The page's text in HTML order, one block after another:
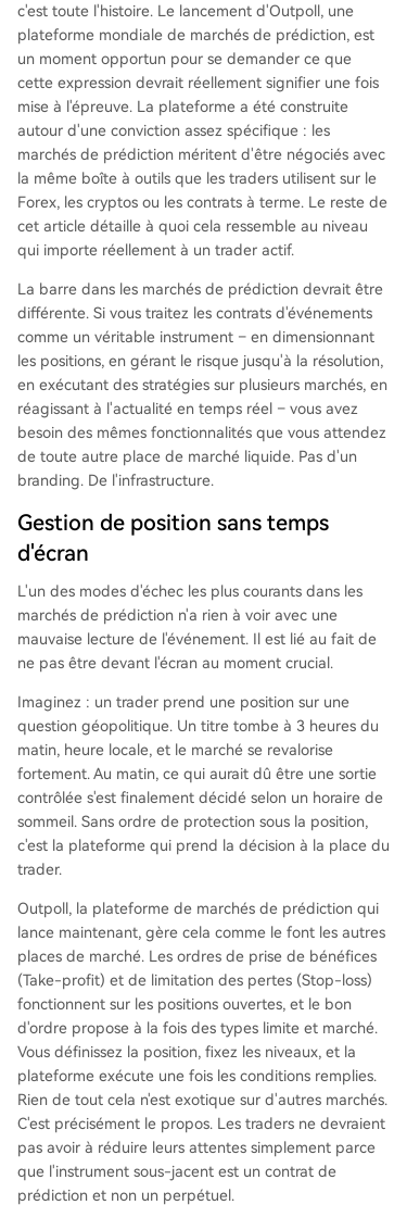
e conçue pour répondre aux exigences opératio
nnelles réelles des traders.
c'est toute l'histoire. Le lancement d'Outpoll, une
plateforme mondiale de marchés de prédiction, est
un moment opportun pour se demander ce que
cette expression devrait réellement signifier une fois
mise à l'épreuve. La plateforme a été construite
autour d'une conviction assez spécifique : les
marchés de prédiction méritent d'être négociés avec
la même boîte à outils que les traders utilisent sur le
Forex, les cryptos ou les contrats à terme. Le reste de
cet article détaille à quoi cela ressemble au niveau
qui importe réellement à un trader actif.
La barre dans les marchés de prédiction devrait être
différente. Si vous traitez les contrats d'événements
comme un véritable instrument – en dimensionnant
les positions, en gérant le risque jusqu'à la résolution,
en exécutant des stratégies sur plusieurs marchés, en
réagissant à l'actualité en temps réel – vous avez
besoin des mêmes fonctionnalités que vous attendez
de toute autre place de marché liquide. Pas d'un
branding. De l'infrastructure.
Gestion de position sans temps
d'écran
L'un des modes d'échec les plus courants dans les
marchés de prédiction n'a rien à voir avec une
mauvaise lecture de l'événement. Il est lié au fait de
ne pas être devant l'écran au moment crucial.
Imaginez : un trader prend une position sur une
question géopolitique. Un titre tombe à 3 heures du
matin, heure locale, et le marché se revalorise
fortement. Au matin, ce qui aurait dû être une sortie
contrôlée s'est finalement décidé selon un horaire de
sommeil. Sans ordre de protection sous la position,
c'est la plateforme qui prend la décision à la place du
trader.
Outpoll, la plateforme de marchés de prédiction qui
lance maintenant, gère cela comme le font les autres
places de marché. Les ordres de prise de bénéfices
(Take-profit) et de limitation des pertes (Stop-loss)
fonctionnent sur les positions ouvertes, et le bon
d'ordre propose à la fois des types limite et marché.
Vous définissez la position, fixez les niveaux, et la
plateforme exécute une fois les conditions remplies.
Rien de tout cela n'est exotique sur d'autres marchés.
C'est précisément le propos. Les traders ne devraient
pas avoir à réduire leurs attentes simplement parce
que l'instrument sous-jacent est un contrat de
prédiction et non un perpétuel.